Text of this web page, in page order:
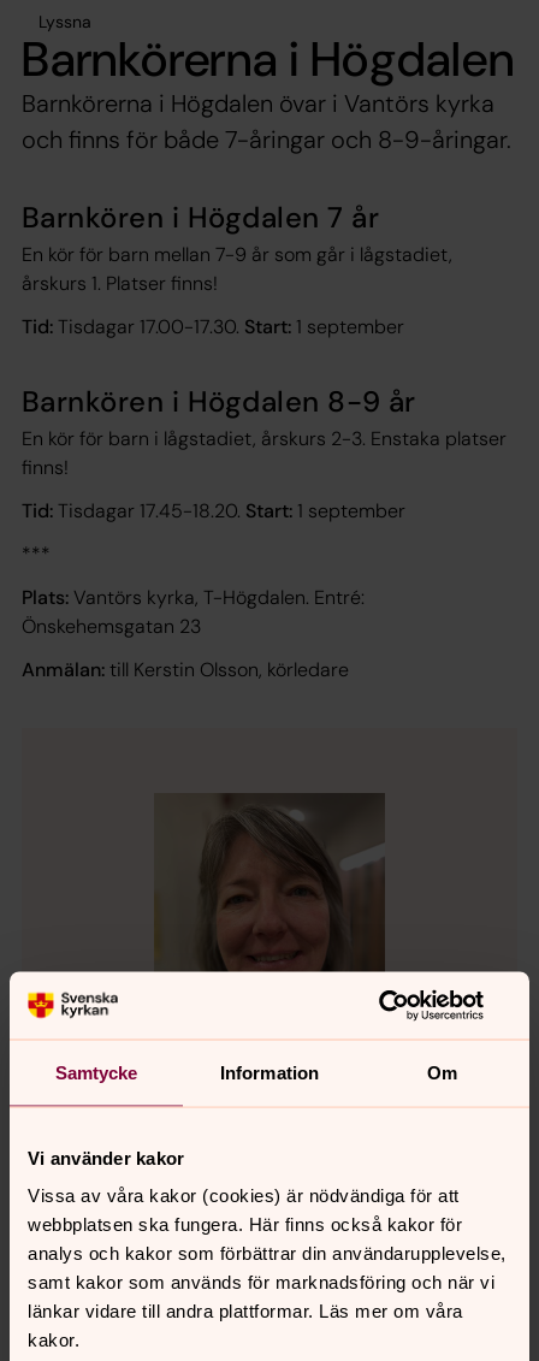
Samtycke Information Om
Vi använder kakor
Vissa av våra kakor (cookies) är nödvändiga för att
webbplatsen ska fungera. Här finns också kakor för
analys och kakor som förbättrar din användarupplevelse,
samt kakor som används för marknadsföring och när vi
länkar vidare till andra plattformar. Läs mer om våra
kakor.
Lyssna
Barnkörerna i Högdalen
Barnkörerna i Högdalen övar i Vantörs kyrka
och finns för både 7-åringar och 8-9-åringar.
Barnkören i Högdalen 7 år
En kör för barn mellan 7-9 år som går i lågstadiet,
årskurs 1. Platser finns!
Tid:Tisdagar 17.00-17.30. Start: 1 september
Barnkören i Högdalen 8-9 år
En kör för barn i lågstadiet, årskurs 2-3. Enstaka platser
finns!
Tid:Tisdagar 17.45-18.20. Start: 1 september
***
Plats: Vantörs kyrka, T-Högdalen. Entré:
Önskehemsgatan 23
Anmälan:till Kerstin Olsson, körledare
Kerstin Olsson
Körledare, Musikpedagog, Vantörs församling
Direkt:08-556 572 82
E-post:kerstin.olsson2@svenskakyrkan.se